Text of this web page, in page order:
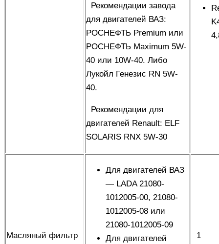
Рекомендации завода
для двигателей ВАЗ:
РОСНЕФТЬ Premium или
РОСНЕФТЬ Maximum 5W-
40 или 10W-40. Либо
Лукойл Генезис RN 5W-
40.
Рекомендации для
двигателей Renault: ELF
SOLARIS RNX 5W-30
Масляный фильтр
Для двигателей ВАЗ
— LADA21080-
1012005-00, 21080-
1012005-08 или
21080-1012005-09
Для двигателей
1